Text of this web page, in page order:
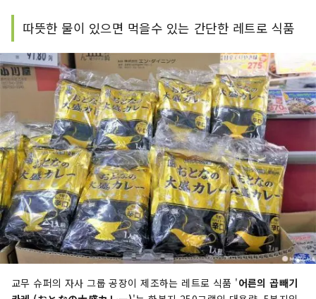
따뜻한 물이 있으면 먹을수 있는 간단한 레트로 식품
교무 슈퍼의 자사 그룹 공장이 제조하는 레트로 식품 '어른의 곱빼기